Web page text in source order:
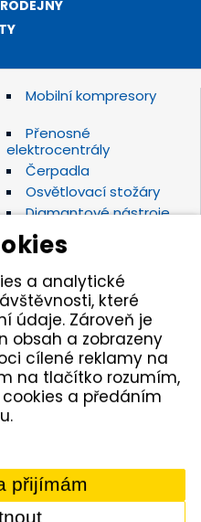
Mobilní kompresory
Přenosné
elektrocentrály
Čerpadla
Osvětlovací stožáry
Diamantové nástroje
Motorová kladiva
Zahradní technika
Značky
spolehlivý partner pro
autorizovaný servis
provozujeme půjčovnu
se na prodej nářadí
Husqvarna, Makita, NTC,
Dodáváme kamenivo
lomů.
s r. o. - Všechna práva
a analytické
které
údaje. Zároveň je
obsah a zobrazeny
cílené reklamy na
na tlačítko rozumím,
a předáním
přijímám